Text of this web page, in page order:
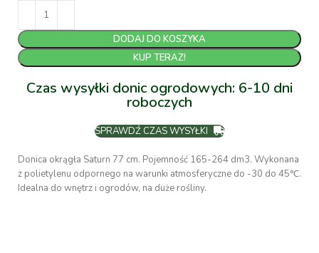
DODAJ DO KOSZYKA
KUP TERAZ!
Czas wysyłki donic ogrodowych: 6-10 dni
roboczych
SPRAWDŹ CZAS WYSYŁKI
Donica okrągła Saturn 77 cm. Pojemność 165-264 dm3. Wykonana
z polietylenu odpornego na warunki atmosferyczne do -30 do 45℃.
Idealna do wnętrz i ogrodów, na duże rośliny.